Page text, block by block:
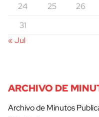
24
25 26
31
« Jul
ARCHIVO DE
Archivo de Minutos